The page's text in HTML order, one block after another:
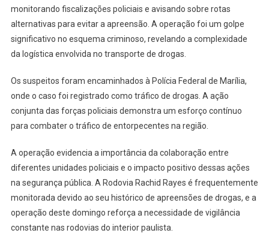
monitorando fiscalizações policiais e avisando sobre rotas
alternativas para evitar a apreensão. A operação foi um golpe
significativo no esquema criminoso, revelando a complexidade
da logística envolvida no transporte de drogas.
Os suspeitos foram encaminhados à Polícia Federal de Marília,
onde o caso foi registrado como tráfico de drogas. A ação
conjunta das forças policiais demonstra um esforço contínuo
para combater o tráfico de entorpecentes na região.
A operação evidencia a importância da colaboração entre
diferentes unidades policiais e o impacto positivo dessas ações
na segurança pública. A Rodovia Rachid Rayes é frequentemente
monitorada devido ao seu histórico de apreensões de drogas, e a
operação deste domingo reforça a necessidade de vigilância
constante nas rodovias do interior paulista.